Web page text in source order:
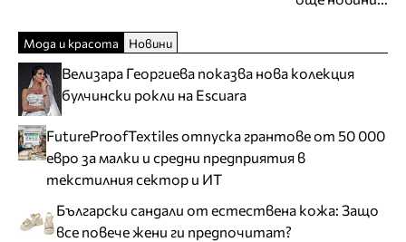
Мода и красота Новини
Велизара Георгиева показва нова колекция
булчински рокли на Escuara
FutureProofTextiles отпуска грантове от 50 000
евро за малки и средни предприятия в
текстилния сектор и ИТ
Български сандали от естествена кожа: Защо
все повече жени ги предпочитат?